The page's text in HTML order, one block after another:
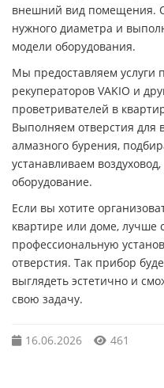
внешний вид помещения.
нужного диаметра и
модели оборудования.
Мы предоставляем услуги
рекуператоров VAKIO и
проветривателей в
Выполняем отверстия для
алмазного бурения,
устанавливаем
оборудование.
Если вы хотите
квартире или доме, лучше
профессиональную
отверстия. Так прибор
выглядеть эстетично и
свою задачу.
16.06.2026 461